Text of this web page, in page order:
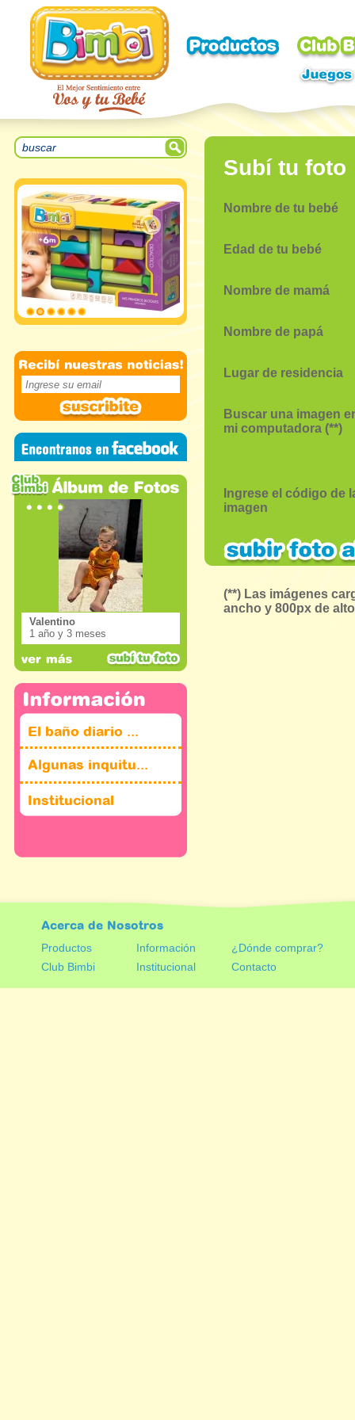
Valentino
1 año y 3 meses
El baño diario ...
Algunas inquitu...
Institucional
Subí tu foto
Nombre de tu bebé
Edad de tu bebé
Nombre de mamá
Nombre de papá
Lugar de residencia
Buscar una imagen
mi computadora (**)
Ingrese el código de
imagen
(**) Las imágenes
ancho y 800px de
Acerca de Nosotros
Productos Información
¿Dónde comprar?
Club Bimbi
Institucional Contacto